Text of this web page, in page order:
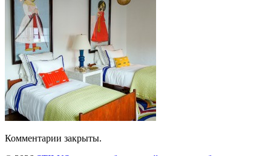
Комментарии закрыты.